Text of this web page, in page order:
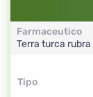
Farmaceutico
Terra turca rubra
Tipo